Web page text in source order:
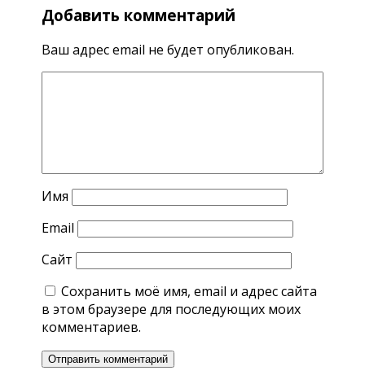
Добавить комментарий
Ваш адрес email не будет опубликован.
Имя
Email
Сайт
Сохранить моё имя, email и адрес сайта
в этом браузере для последующих моих
комментариев.